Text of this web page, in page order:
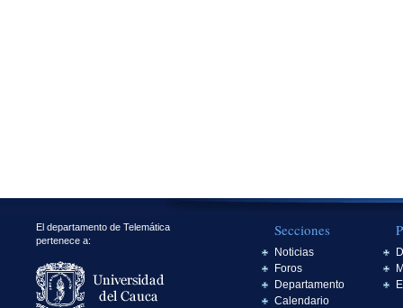
El departamento de Telemática
pertenece a:
Secciones
Noticias
Foros
Departamento
Calendario